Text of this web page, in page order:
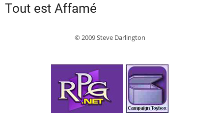
Tout est Affamé
© 2009 Steve Darlington